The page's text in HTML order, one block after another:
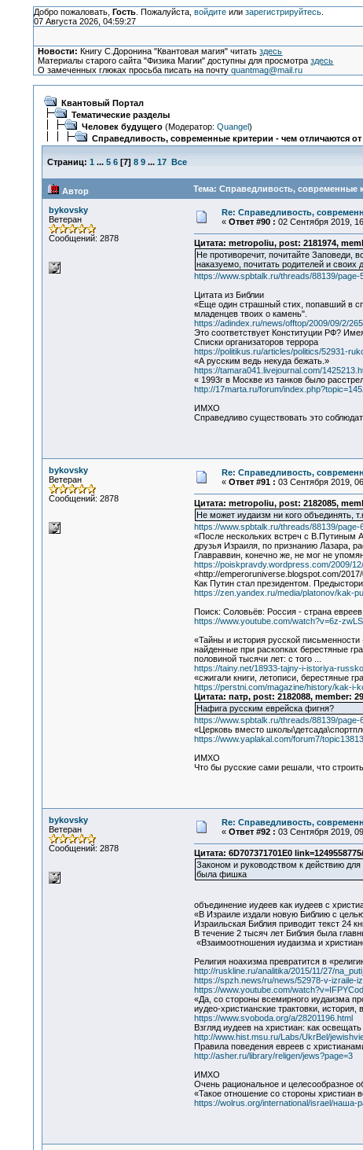
Добро пожаловать, Гость. Пожалуйста, войдитеили зарегистрируйтесь.
07 Августа 2026, 04:59:27
Новости: Книгу С.Доронина "Квантовая магия" читатьздесь
Материалы старого сайта "Физика Магии" доступны для просмотраздесь
О замеченных глюках просьба писать на почтуquantmag@mail.ru
Квантовый Портал
Тематические разделы
Человек будущего(Модератор: Quangel)
Справедливость, современные критерии - чем отличаются от
Страниц: 1 ... 5 6[7] 8 9 ... 17 Все
Автор Тема: Справедливость, современные
bykovsky
Ветеран
Сообщений: 2878
Re: Справедливость,
« Ответ #90 : 02 Сентября 2019,
Цитата: metropoliu, post: 2181974,
Не противоречит, почитайте Заповеди,
наказуемо, почитать родителей и
https://www.spbtalk.ru/threads/88139/page-
Цитата из Библии
«Еще один страшный стих, попавший в
младенцев твоих о камень".
https://adindex.ru/news/offtop/2009/09/2/
Это соответствует Конституции РФ?
Списки организаторов террора
https://politikus.ru/articles/politics/52931-
«А русским ведь некуда бежать.»
https://tamara041.livejournal.com/
« 1993г в Москве из танков было
http://17marta.ru/forum/
ИМХО
Справедливо существовать это
bykovsky
Ветеран
Сообщений: 2878
Re: Справедливость,
« Ответ #91 : 03 Сентября 2019,
Цитата: metropoliu, post: 2182085,
Не может иудаизм ни кого объединять,
https://www.spbtalk.ru/threads/88139/page-
«После нескольких встреч с В.Путиным
друзья Израиля, по признанию Лазара,
Главраввин, конечно же, не мог не
https://poiskpravdy.wordpress.com/2009/
«http://emperoruniverse.blogspot.com/
Как Путин стал президентом.
https://zen.yandex.ru/media/platonov/kak-
Поиск: Соловьёв: Россия - страна
https://www.youtube.com/watch?v=6z-
«Тайны и история русской
найденные при раскопках берестяные
половиной тысячи лет: с того ...
https://tainy.net/18933-tajny-i-istoriya-
«сжигали книги, летописи, берестяные
https://perstni.com/magazine/history/kak-i-
Цитата: патр, post: 2182088, member:
Нафига русским еврейска фигня?
https://www.spbtalk.ru/threads/88139/page-
«Церковь вместо
https://www.yaplakal.com/forum7/
ИМХО
Что бы русские сами решали, что
bykovsky
Ветеран
Сообщений: 2878
Re: Справедливость,
« Ответ #92 : 03 Сентября 2019,
Цитата: 6D707371701E0
Законом и руководством к действию
была фишка
объединение иудеев как иудеев с
«В Израиле издали новую Библию с
Израильская Библия приводит текст 24
В течение 2 тысяч лет Библия была
«Взаимоотношения иудаизма и
Религия ноахизма превратится в
http://ruskline.ru/analitika/2015/11/27/
https://spzh.news/ru/news/52978-v-izraile-
https://www.youtube.com/
«Да, со стороны всемирного иудаизма
иудео-христианские трактовки,
https://www.svoboda.org/a/28201196.html
Взгляд иудеев на христиан: как
http://www.hist.msu.ru/Labs/UkrBel/
Правила поведения евреев с
http://asher.ru/library/religen/jews?page=3
ИМХО
Очень рациональное и целесообразное
«Такое отношение со стороны христиан
https://wolrus.org/international/israel/наша-